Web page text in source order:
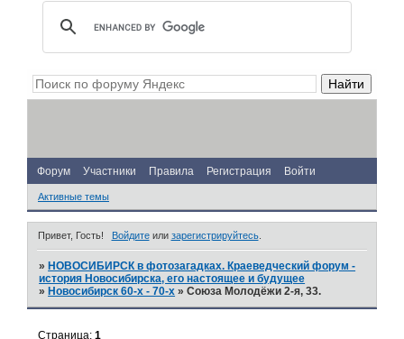
Форум Участники Правила Регистрация Войти
Активные темы
Привет, Гость! Войдитеили зарегистрируйтесь.
» НОВОСИБИРСК в фотозагадках. Краеведческий форум -
история Новосибирска, его настоящее и будущее
» Новосибирск 60-х - 70-х »Союза Молодёжи 2-я, 33.
Страница:1